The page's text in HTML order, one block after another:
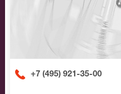
+7 (495) 921-35-00